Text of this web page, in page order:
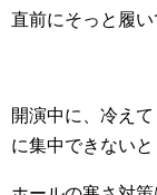
直前にそっと履い
開演中に、冷え
に集中できない